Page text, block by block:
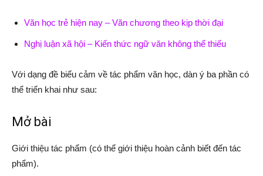
Văn học trẻ hiện nay – Văn chương theo kịp thời đại
Nghị luận xã hội – Kiến thức ngữ văn không thể thiếu
Với dạng đề biểu cảm về tác phẩm văn học, dàn ý ba phần có
thể triển khai như sau:
Mở bài
Giới thiệu tác phẩm (có thể giới thiệu hoàn cảnh biết đến tác
phẩm).